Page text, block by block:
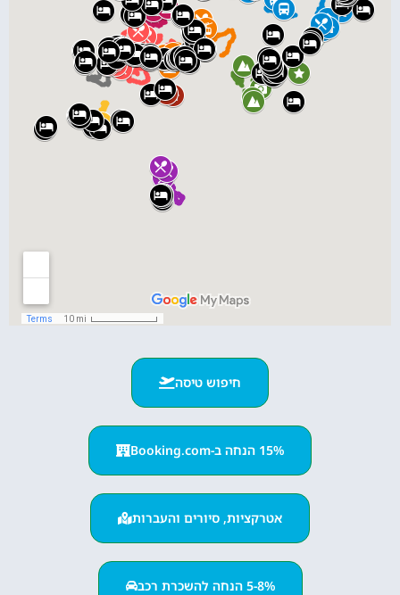
חיפוש טיסה
15% הנחה ב-Booking.com
אטרקציות, סיורים והעברות
5-8% הנחה להשכרת רכב